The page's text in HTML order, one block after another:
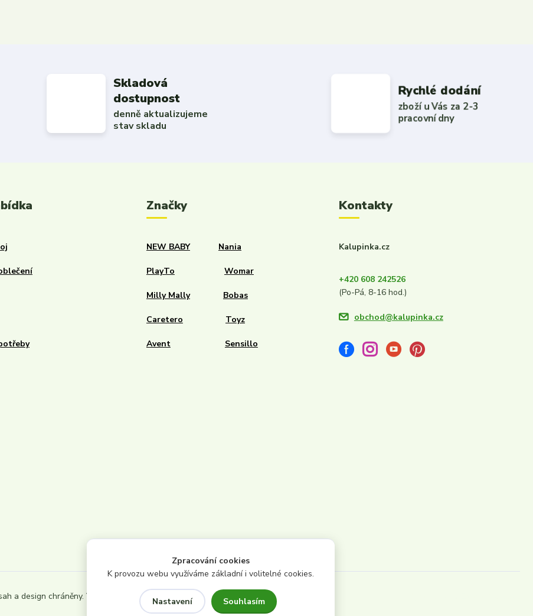
Skladová
dostupnost
denně aktualizujeme
stav skladu
Rychlé dodání
zboží u Vás za 2-3
pracovní dny
Značky
NEW BABY Nania
PlayTo Womar
Milly Mally Bobas
Caretero Toyz
Avent Sensillo
Kontakty
Kalupinka.cz
+420 608 242526
(Po-Pá, 8-16 hod.)
obchod@kalupinka.cz
a design chráněny. Všechna
Zpracování cookies
K provozu webu využíváme základní i volitelné cookies.
Nastavení Souhlasím